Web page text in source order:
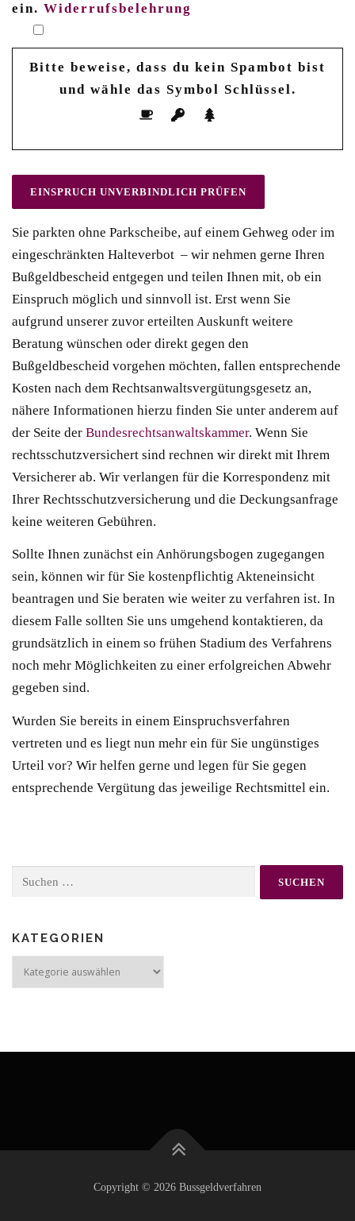
ein. Widerrufsbelehrung
Bitte beweise, dass du kein Spambot bist
und wähle das Symbol Schlüssel.
Sie parkten ohne Parkscheibe, auf einem Gehweg oder im
eingeschränkten Halteverbot – wir nehmen gerne Ihren
Bußgeldbescheid entgegen und teilen Ihnen mit, ob ein
Einspruch möglich und sinnvoll ist. Erst wenn Sie
aufgrund unserer zuvor erteilten Auskunft weitere
Beratung wünschen oder direkt gegen den
Bußgeldbescheid vorgehen möchten, fallen entsprechende
Kosten nach dem Rechtsanwaltsvergütungsgesetz an,
nähere Informationen hierzu finden Sie unter anderem auf
der Seite der Bundesrechtsanwaltskammer. Wenn Sie
rechtsschutzversichert sind rechnen wir direkt mit Ihrem
Versicherer ab. Wir verlangen für die Korrespondenz mit
Ihrer Rechtsschutzversicherung und die Deckungsanfrage
keine weiteren Gebühren.
Sollte Ihnen zunächst ein Anhörungsbogen zugegangen
sein, können wir für Sie kostenpflichtig Akteneinsicht
beantragen und Sie beraten wie weiter zu verfahren ist. In
diesem Falle sollten Sie uns umgehend kontaktieren, da
grundsätzlich in einem so frühen Stadium des Verfahrens
noch mehr Möglichkeiten zu einer erfolgreichen Abwehr
gegeben sind.
Wurden Sie bereits in einem Einspruchsverfahren
vertreten und es liegt nun mehr ein für Sie ungünstiges
Urteil vor? Wir helfen gerne und legen für Sie gegen
entsprechende Vergütung das jeweilige Rechtsmittel ein.
Suchen
KATEGORIEN
Kategorien
Copyright © 2026 Bussgeldverfahren